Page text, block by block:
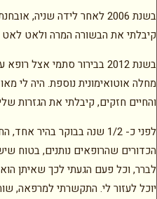
קיבלתי את הבשורה המרה ולאט
בשנת 2012 בבירור סתמי אצל רופא עור, אובחנתי שיש לי גם
מחלה אוטואימונית נוספת. היה לי
והחיים חזקים, קיבלתי את הגזרות
לפני כ- 1/2 שנה בבוקר
הכדורים שהרופאים נותנים, בטוח
לברר, וכל פעם הגעתי לכך שאיתן
יוכל לעזור לי. התקשרתי למרפאה,